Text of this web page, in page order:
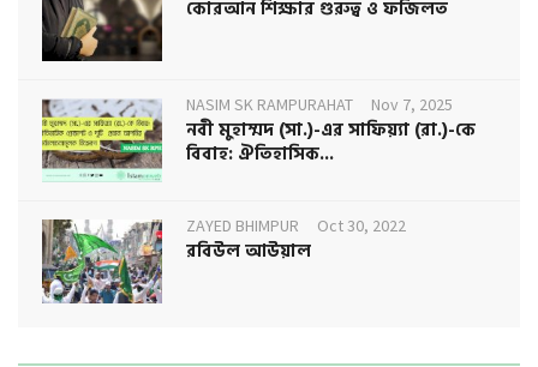
কোরআন শিক্ষার গুরুত্ব ও ফজিলত
NASIM SK RAMPURAHAT Nov 7, 2025
নবী মুহাম্মদ (সা.)-এর সাফিয়্যা (রা.)-কে
বিবাহ: ঐতিহাসিক...
ZAYED BHIMPUR Oct 30, 2022
রবিউল আউয়াল